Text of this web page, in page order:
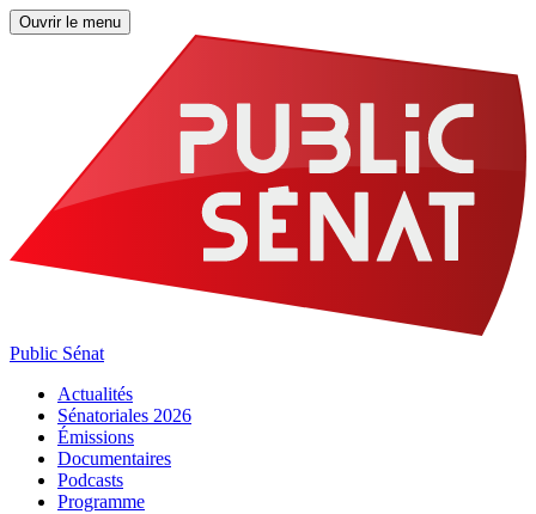
Ouvrir le menu
Public Sénat
Actualités
Sénatoriales 2026
Émissions
Documentaires
Podcasts
Programme